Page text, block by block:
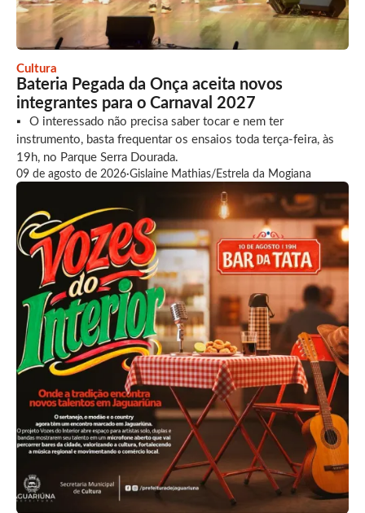
Cultura
Bateria Pegada da Onça aceita novos
integrantes para o Carnaval 2027
O interessado não precisa saber tocar e nem ter
instrumento, basta frequentar os ensaios toda terça-feira, às
19h, no Parque Serra Dourada.
09 de agosto de 2026·Gislaine Mathias/Estrela da Mogiana